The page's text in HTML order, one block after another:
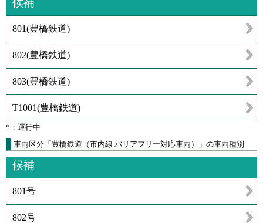
候補
801(豊橋鉄道)
802(豊橋鉄道)
803(豊橋鉄道)
T1001(豊橋鉄道)
*：運行中
車両区分「豊橋鉄道（市内線 バリアフリー対応車両）」の車両種別
候補
801号
802号